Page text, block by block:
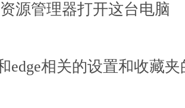
源管理器打开这台电脑
edge相关的设置和收藏